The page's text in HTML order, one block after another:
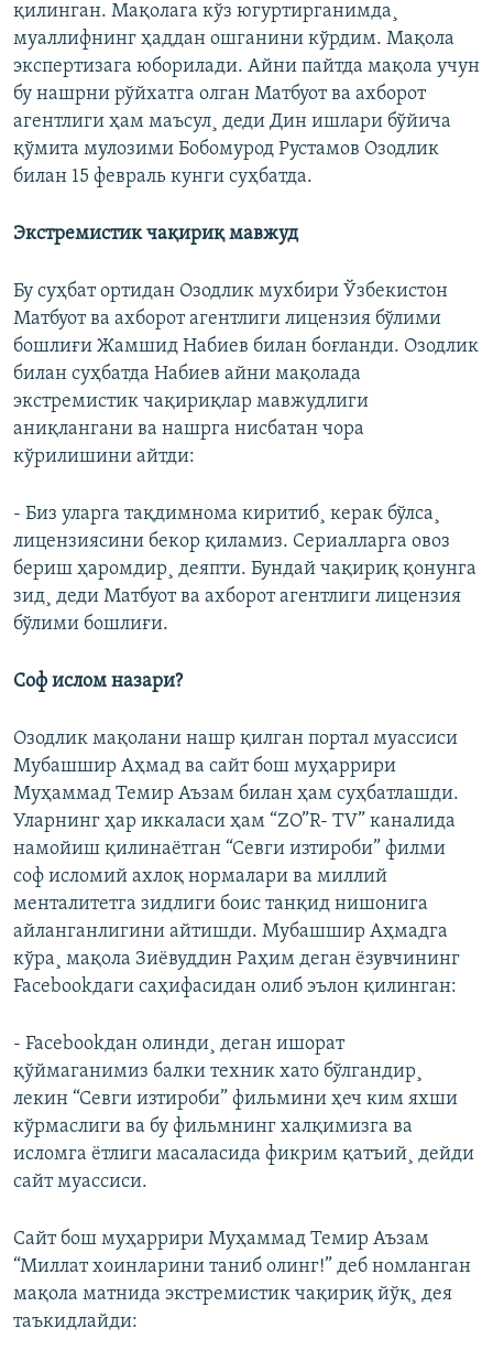
қилинган. Мақолага кўз югуртирганимда¸
муаллифнинг ҳаддан ошганини кўрдим. Мақола
экспертизага юборилади. Айни пайтда мақола учун
бу нашрни рўйхатга олган Матбуот ва ахборот
агентлиги ҳам маъсул¸ деди Дин ишлари бўйича
қўмита мулозими Бобомурод Рустамов Озодлик
билан 15 февраль кунги суҳбатда.
Экстремистик чақириқ мавжуд
Бу суҳбат ортидан Озодлик мухбири Ўзбекистон
Матбуот ва ахборот агентлиги лицензия бўлими
бошлиғи Жамшид Набиев билан боғланди. Озодлик
билан суҳбатда Набиев айни мақолада
экстремистик чақириқлар мавжудлиги
аниқлангани ва нашрга нисбатан чора
кўрилишини айтди:
- Биз уларга тақдимнома киритиб¸ керак бўлса¸
лицензиясини бекор қиламиз. Сериалларга овоз
бериш ҳаромдир¸ деяпти. Бундай чақириқ қонунга
зид¸ деди Матбуот ва ахборот агентлиги лицензия
бўлими бошлиғи.
Соф ислом назари?
Озодлик мақолани нашр қилган портал муассиси
Мубашшир Аҳмад ва сайт бош муҳаррири
Муҳаммад Темир Аъзам билан ҳам суҳбатлашди.
Уларнинг ҳар иккаласи ҳам “ZO”R- TV” каналида
намойиш қилинаëтган “Севги изтироби” филми
соф исломий ахлоқ нормалари ва миллий
менталитетга зидлиги боис танқид нишонига
айланганлигини айтишди. Мубашшир Аҳмадга
кўра¸ мақола Зиëвуддин Раҳим деган ëзувчининг
Facebookдаги саҳифасидан олиб эълон қилинган:
- Facebookдан олинди¸ деган ишорат
қўймаганимиз балки техник хато бўлгандир¸
лекин “Севги изтироби” фильмини ҳеч ким яхши
кўрмаслиги ва бу фильмнинг халқимизга ва
исломга ëтлиги масаласида фикрим қатъий¸ дейди
сайт муассиси.
Сайт бош муҳаррири Муҳаммад Темир Аъзам
“Миллат хоинларини таниб олинг!” деб номланган
мақола матнида экстремистик чақириқ йўқ¸ дея
таъкидлайди: